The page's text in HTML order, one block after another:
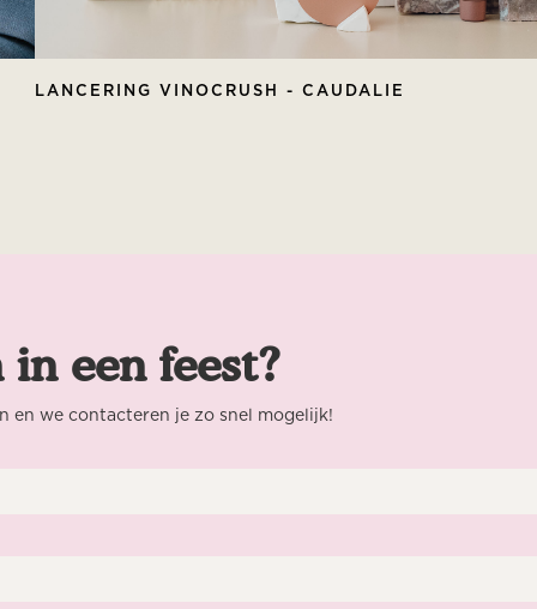
LANCERING VINOCRUSH - CAUDALIE
een feest?
en we contacteren je zo snel mogelijk!